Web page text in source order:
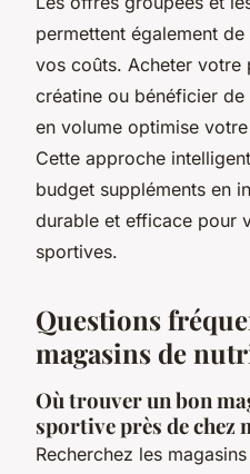
permettent également
vos coûts. Acheter votre
créatine ou bénéficier
en volume optimise votre
Cette approche
budget suppléments en
durable et efficace pour
sportives.
Questions
magasins de
Où trouver un bon
sportive près de chez
Recherchez les